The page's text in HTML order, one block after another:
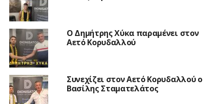
O Δημήτρης Χύκα παραμένει στον
Αετό Κορυδαλλού
Συνεχίζει στον Αετό Κορυδαλλού ο
Βασίλης Σταματελάτος